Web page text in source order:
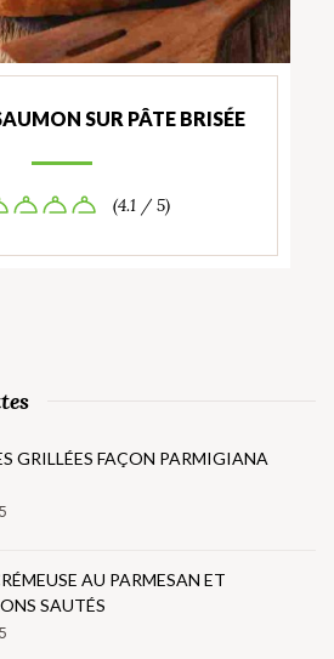
SUR PÂTE BRISÉE
(4.1 / 5)
GRILLÉES FAÇON PARMIGIANA
AU PARMESAN ET
SAUTÉS